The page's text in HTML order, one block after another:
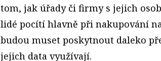
tom, jak úřady či firmy s jejich
lidé pocítí hlavně při nakupování
budou muset poskytnout daleko
jejich data využívají.